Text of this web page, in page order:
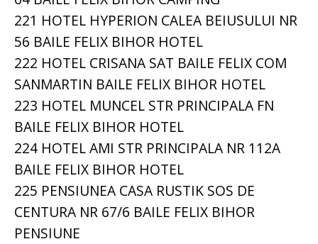
221 HOTEL HYPERION CALEA BEIUSULUI NR
56 BAILE FELIX BIHOR HOTEL
222 HOTEL CRISANA SAT BAILE FELIX COM
SANMARTIN BAILE FELIX BIHOR HOTEL
223 HOTEL MUNCEL STR PRINCIPALA FN
BAILE FELIX BIHOR HOTEL
224 HOTEL AMI STR PRINCIPALA NR 112A
BAILE FELIX BIHOR HOTEL
225 PENSIUNEA CASA RUSTIK SOS DE
CENTURA NR 67/6 BAILE FELIX BIHOR
PENSIUNE